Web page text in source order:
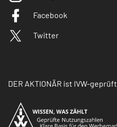
Facebook
Twitter
DER AKTIONÄR ist IVW-geprüft